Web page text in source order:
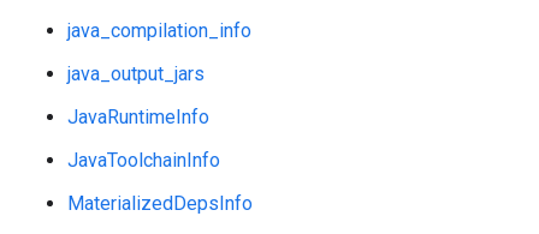
java_compilation_info
java_output_jars
JavaRuntimeInfo
JavaToolchainInfo
MaterializedDepsInfo